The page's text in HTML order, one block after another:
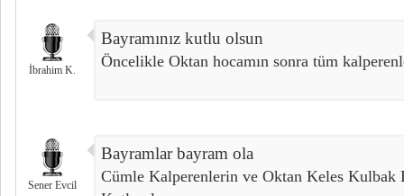
İbrahim K.
Bayramınız kutlu olsun
Öncelikle Oktan hocamın sonra tüm
Sener Evcil
Bayramlar bayram ola
Cümle Kalperenlerin ve Oktan Keles